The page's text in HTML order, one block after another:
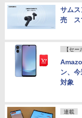
サム
売 ス
【セー
ン、
対象
連載